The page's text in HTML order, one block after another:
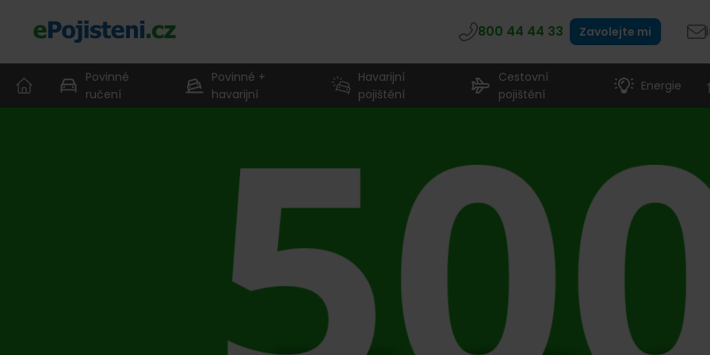
800 44 44 33 Zavolejte mi
Povinné
ručení
Povinné +
havarijní
Havarijní
pojištění
Cestovní
pojištění
Energie